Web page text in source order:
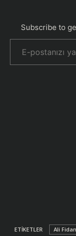
Subscribe to
E-postanızı yazın…
ETIKETLER Ali Fidan